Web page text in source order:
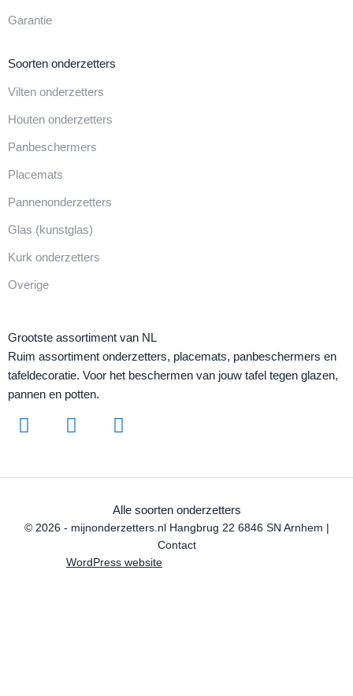
Garantie
Soorten onderzetters
Vilten onderzetters
Houten onderzetters
Panbeschermers
Placemats
Pannenonderzetters
Glas (kunstglas)
Kurk onderzetters
Overige
Grootste assortiment van NL
Ruim assortiment onderzetters, placemats, panbeschermers en
tafeldecoratie. Voor het beschermen van jouw tafel tegen glazen,
pannen en potten.
Alle soorten onderzetters
© 2026 - mijnonderzetters.nl Hangbrug 22 6846 SN Arnhem |
Contact
WordPress website